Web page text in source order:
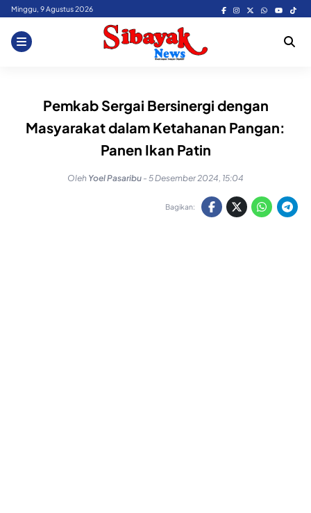
Skip
content
Minggu, 9 Agustus 2026
Pemkab Sergai Bersinergi dengan
Masyarakat dalam Ketahanan Pangan:
Panen Ikan Patin
Oleh Yoel Pasaribu - 5 Desember 2024, 15:04
Bagikan: